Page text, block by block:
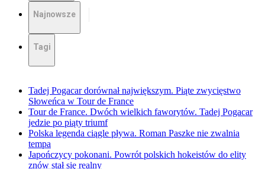
Najnowsze
Tagi
Tadej Pogacar dorównał największym. Piąte zwycięstwo
Słoweńca w Tour de France
Tour de France. Dwóch wielkich faworytów. Tadej Pogacar
jedzie po piąty triumf
Polska legenda ciągle pływa. Roman Paszke nie zwalnia
tempa
Japończycy pokonani. Powrót polskich hokeistów do elity
znów stał się realny